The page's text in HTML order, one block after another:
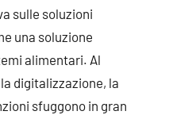
sulle soluzioni
una soluzione
alimentari. Al
digitalizzazione, la
sfuggono in gran